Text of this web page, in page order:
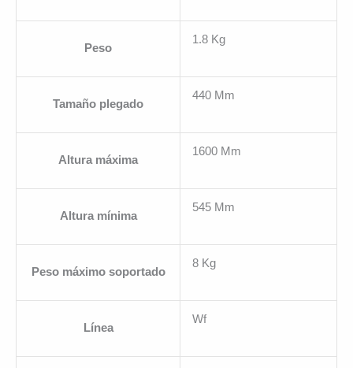
Peso
1.8 Kg
Tamaño plegado
440 Mm
Altura máxima
1600 Mm
Altura mínima
545 Mm
Peso máximo soportado
8 Kg
Línea
Wf